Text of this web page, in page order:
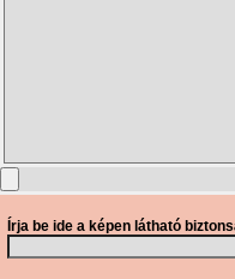
Írja be ide a képen látható